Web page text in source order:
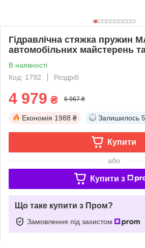
Гідравлічна стяжка пружин
автомобільних майстерень та
В наявності
Код: 1792
Роздріб
4 979 ₴ 6 967 ₴
Економія 1988 ₴ Залишилось
Купити
або
Купити з
Що таке купити з Пром?
Замовлення під захистом